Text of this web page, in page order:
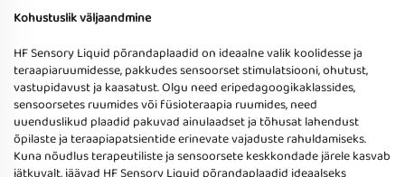
Kohustuslik väljaandmine
HF Sensory Liquid põrandaplaadid on ideaalne valik koolidesse ja
teraapiaruumidesse, pakkudes sensoorset stimulatsiooni, ohutust,
vastupidavust ja kaasatust. Olgu need eripedagoogikaklassides,
sensoorsetes ruumides või füsioteraapia ruumides, need
uuenduslikud plaadid pakuvad ainulaadset ja tõhusat lahendust
õpilaste ja teraapiapatsientide erinevate vajaduste rahuldamiseks.
Kuna nõudlus terapeutiliste ja sensoorsete keskkondade järele kasvab